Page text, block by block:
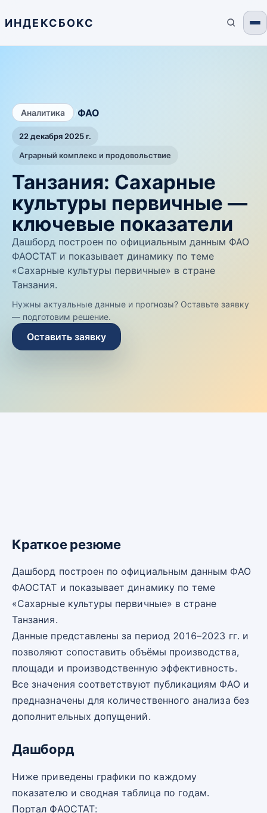
ИНДЕКСБОКС
Аналитика ФАО
22 декабря 2025 г.
Аграрный комплекс и продовольствие
Танзания: Сахарные
культуры первичные —
ключевые показатели
Дашборд построен по официальным данным ФАО
ФАОСТАТ и показывает динамику по теме
«Сахарные культуры первичные» в стране
Танзания.
Нужны актуальные данные и прогнозы? Оставьте заявку
— подготовим решение.
Оставить заявку
Краткое резюме
Дашборд построен по официальным данным ФАО
ФАОСТАТ и показывает динамику по теме
«Сахарные культуры первичные» в стране
Танзания.
Данные представлены за период 2016–2023 гг. и
позволяют сопоставить объёмы производства,
площади и производственную эффективность.
Все значения соответствуют публикациям ФАО и
предназначены для количественного анализа без
дополнительных допущений.
Дашборд
Ниже приведены графики по каждому
показателю и сводная таблица по годам.
Портал ФАОСТАТ: